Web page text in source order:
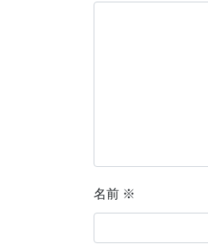
名前 ※